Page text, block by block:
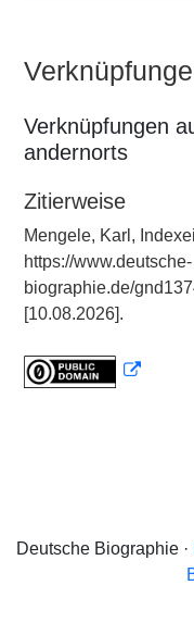
Verknüpfungen
andernorts
Zitierweise
Mengele, Karl,
https://www.deutsche-
biographie.de/
[10.08.2026].
Deutsche Biographie ·